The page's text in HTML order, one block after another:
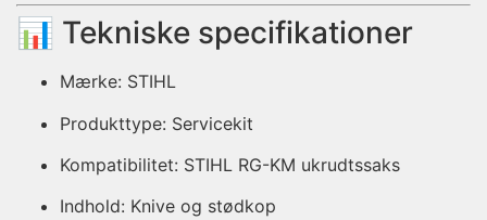
📊 Tekniske specifikationer
Mærke: STIHL
Produkttype: Servicekit
Kompatibilitet: STIHL RG-KM ukrudtssaks
Indhold: Knive og stødkop